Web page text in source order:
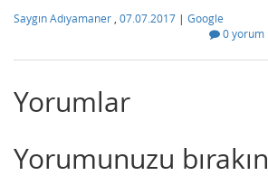
Saygın Adıyamaner 07.07.2017 | Google
0 yorum
Yorumlar
Yorumunuzu bırakın